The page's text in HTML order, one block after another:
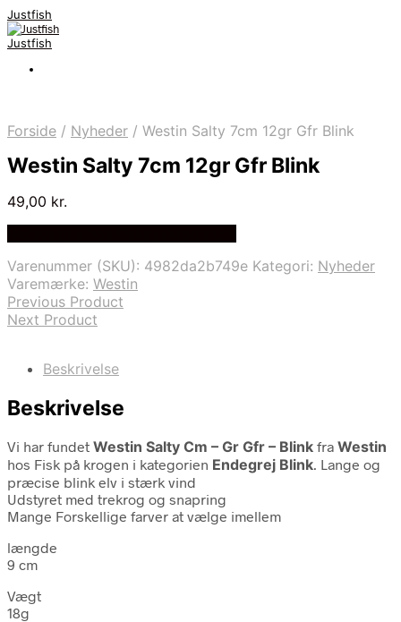
Justfish
Justfish
Forside / Nyheder / Westin Salty 7cm 12gr Gfr Blink
Westin Salty 7cm 12gr Gfr Blink
49,00 kr.
Varenummer (SKU): 4982da2b749e Kategori: Nyheder
Varemærke: Westin
Previous Product
Next Product
Beskrivelse
Beskrivelse
Vi har fundet Westin Salty Cm – Gr Gfr – Blink fra Westin
hos Fisk på krogen i kategorien Endegrej Blink. Lange og
præcise blink elv i stærk vind
Udstyret med trekrog og snapring
Mange Forskellige farver at vælge imellem
længde
9 cm
Vægt
18g